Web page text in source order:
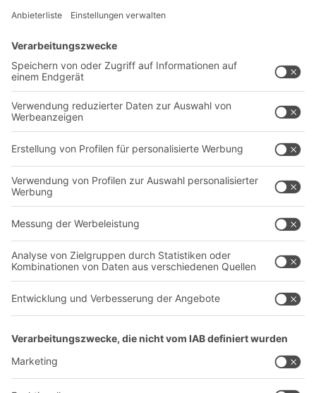
Lösungen
Intralogistiklösungen
Regalsysteme
Transportsysteme
Dienstleistungen
Kontaktformular
Unternehmen
Über uns
Produktionsstandorte
Karriere
Follow us
BIT O
YOUR LIFE.